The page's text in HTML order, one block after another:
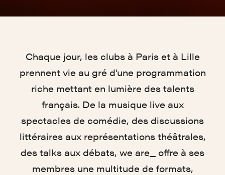
Chaque jour, les clubs à Paris et à Lille
prennent vie au gré d’une programmation
riche mettant en lumière des talents
français. De la musique live aux
spectacles de comédie, des discussions
littéraires aux représentations théâtrales,
des talks aux débats, we are_ offre à ses
membres une multitude de formats,